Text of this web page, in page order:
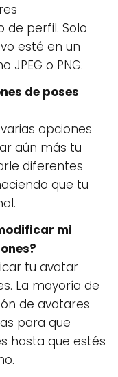
de perfil. Solo
esté en un
o PNG.
de poses
opciones
aún más tu
diferentes
que tu
mi
tu avatar
La mayoría de
de avatares
para que
hasta que estés